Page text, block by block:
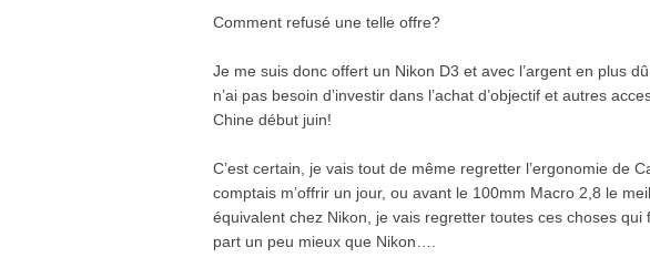
Comment refusé une telle offre?
Je me suis donc offert un Nikon D3 et avec l’argent en plus
n’ai pas besoin d’investir dans l’achat d’objectif et autres
Chine début juin!
C’est certain, je vais tout de même regretter l’ergonomie de
comptais m’offrir un jour, ou avant le 100mm Macro 2,8 le
équivalent chez Nikon, je vais regretter toutes ces choses
part un peu mieux que Nikon….